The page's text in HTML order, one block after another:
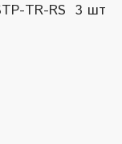
TR-RS 3 шт